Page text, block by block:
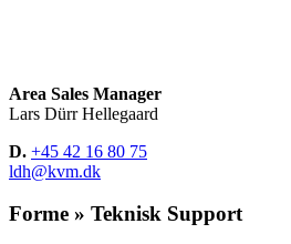
Area Sales Manager
Lars Dürr Hellegaard
D. +45 42 16 80 75
ldh@kvm.dk
Forme » Teknisk Support